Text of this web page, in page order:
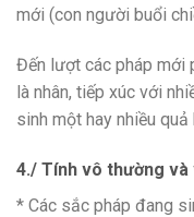
mới (con người buổi
Đến lượt các pháp mới
là nhân, tiếp xúc với
sinh một hay nhiều quả
4./ Tính vô thường và
* Các sắc pháp đang